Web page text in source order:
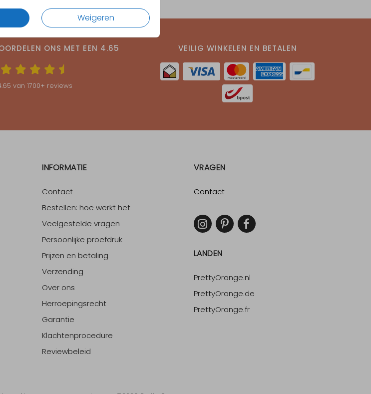
Weigeren
ONS MET EEN 4.65
van 1700+ reviews
VEILIG WINKELEN EN BETALEN
INFORMATIE
Contact
Bestellen: hoe werkt het
Veelgestelde vragen
Persoonlijke proefdruk
Prijzen en betaling
Verzending
Over ons
Herroepingsrecht
Garantie
Klachtenprocedure
Reviewbeleid
VRAGEN
Contact
LANDEN
PrettyOrange.nl
PrettyOrange.de
PrettyOrange.fr